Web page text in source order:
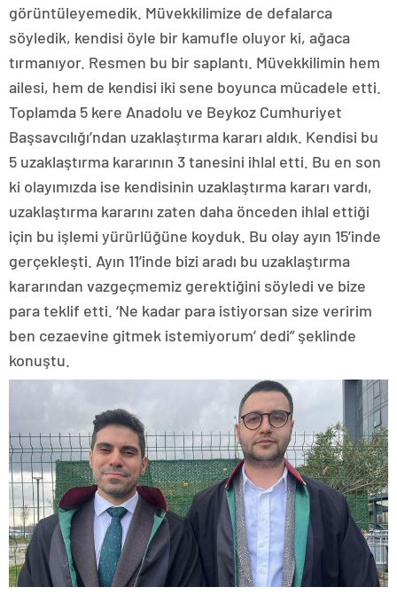
görüntüleyemedik. Müvekkilimize de defalarca
söyledik, kendisi öyle bir kamufle oluyor ki, ağaca
tırmanıyor. Resmen bu bir saplantı. Müvekkilimin hem
ailesi, hem de kendisi iki sene boyunca mücadele etti.
Toplamda 5 kere Anadolu ve Beykoz Cumhuriyet
Başsavcılığı’ndan uzaklaştırma kararı aldık. Kendisi bu
5 uzaklaştırma kararının 3 tanesini ihlal etti. Bu en son
ki olayımızda ise kendisinin uzaklaştırma kararı vardı,
uzaklaştırma kararını zaten daha önceden ihlal ettiği
için bu işlemi yürürlüğüne koyduk. Bu olay ayın 15’inde
gerçekleşti. Ayın 11’inde bizi aradı bu uzaklaştırma
kararından vazgeçmemiz gerektiğini söyledi ve bize
para teklif etti. ‘Ne kadar para istiyorsan size veririm
ben cezaevine gitmek istemiyorum’ dedi” şeklinde
konuştu.